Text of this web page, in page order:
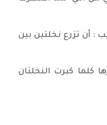
أن تزرع نخلتين بين
كلما كبرت النخلتان